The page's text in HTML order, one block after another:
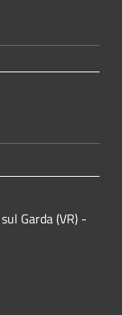
Garda (VR) -